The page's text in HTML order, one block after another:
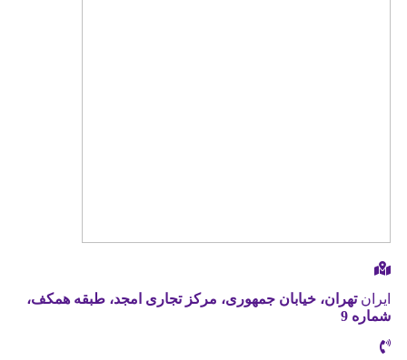
ایرانتهران، خیابان جمهوری، مرکز تجاری امجد، طبقه همکف،
شماره 9